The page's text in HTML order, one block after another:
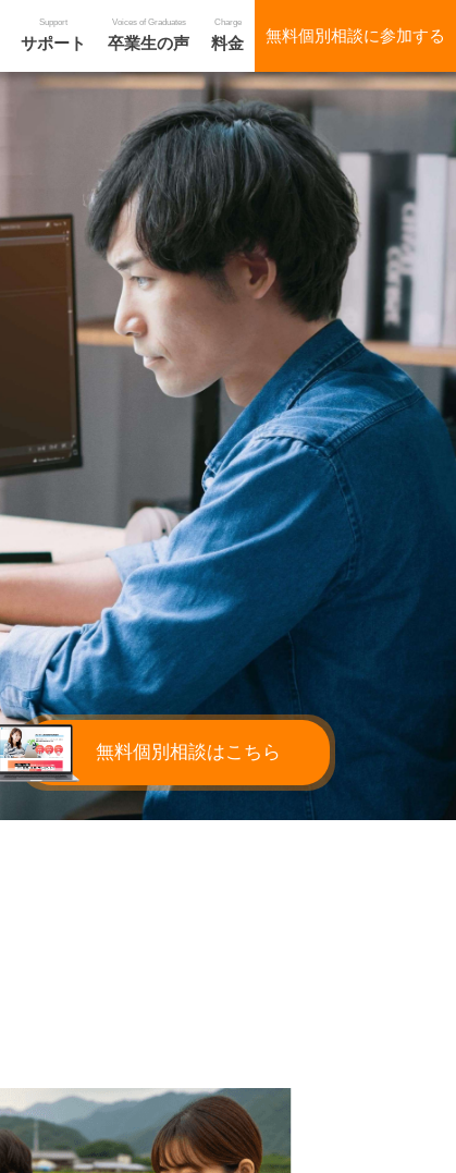
Support
サポート
Voices of Graduates
卒業生の声
Charge
料金 無料個別相談に参加する
無料個別相談はこちら